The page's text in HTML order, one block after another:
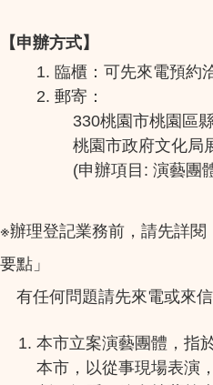
【申辦方式】
1. 臨櫃：可先來電預約
2. 郵寄：
330桃園市桃園區
桃園市政府文化局
(申辦項目: 演藝團
※辦理登記業務前，請先詳
要點」
有任何問題請先來電或來信
本市立案演藝團體，指
本市，以從事現場表演